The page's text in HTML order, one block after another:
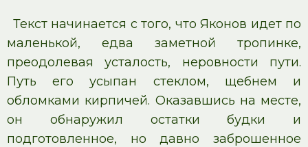
Текст начинается с того, что Яконов идет по
маленькой, едва заметной тропинке,
преодолевая усталость, неровности пути.
Путь его усыпан стеклом, щебнем и
обломками кирпичей. Оказавшись на месте,
он обнаружил остатки будки и
подготовленное, но давно заброшенное